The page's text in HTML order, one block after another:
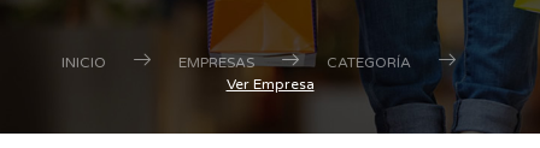
INICIO EMPRESAS
CATEGORÍA
Ver Empresa